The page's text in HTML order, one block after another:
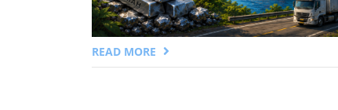
READ MORE